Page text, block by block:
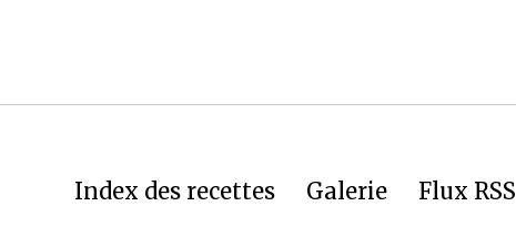
Index des recettes Galerie Flux RSS